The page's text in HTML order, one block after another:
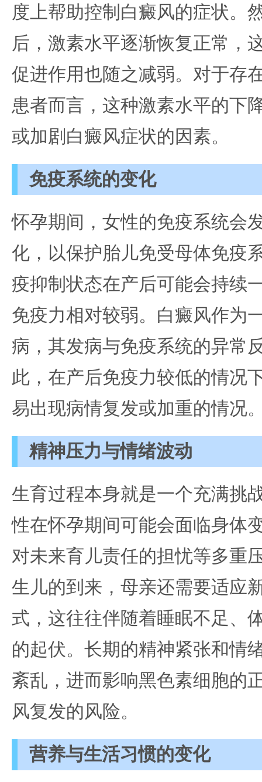
度上帮助控制白癜风的症状。
后，激素水平逐渐恢复正常，
促进作用也随之减弱。对于存
患者而言，这种激素水平的下
或加剧白癜风症状的因素。
免疫系统的变化
怀孕期间，女性的免疫系统会
化，以保护胎儿免受母体免疫
疫抑制状态在产后可能会持续
免疫力相对较弱。白癜风作为
病，其发病与免疫系统的异常
此，在产后免疫力较低的情况
易出现病情复发或加重的情况
精神压力与情绪波动
生育过程本身就是一个充满挑
性在怀孕期间可能会面临身体
对未来育儿责任的担忧等多重
生儿的到来，母亲还需要适应
式，这往往伴随着睡眠不足、
的起伏。长期的精神紧张和情
紊乱，进而影响黑色素细胞的
风复发的风险。
营养与生活习惯的变化